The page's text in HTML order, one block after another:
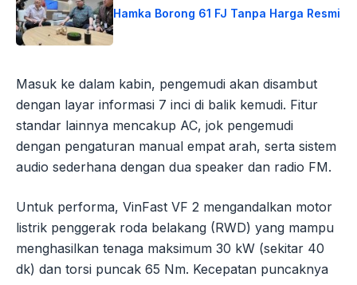
Hamka Borong 61 FJ Tanpa Harga Resmi
Masuk ke dalam kabin, pengemudi akan disambut
dengan layar informasi 7 inci di balik kemudi. Fitur
standar lainnya mencakup AC, jok pengemudi
dengan pengaturan manual empat arah, serta sistem
audio sederhana dengan dua speaker dan radio FM.
Untuk performa, VinFast VF 2 mengandalkan motor
listrik penggerak roda belakang (RWD) yang mampu
menghasilkan tenaga maksimum 30 kW (sekitar 40
dk) dan torsi puncak 65 Nm. Kecepatan puncaknya